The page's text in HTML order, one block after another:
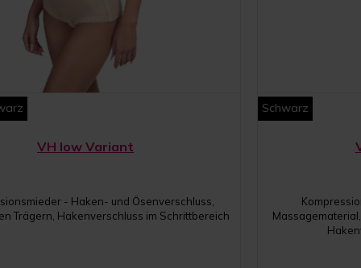
VH low Variant
- Haken- und Ösenverschluss,
Trägern, Hakenverschluss im Schrittbereich
Schwarz